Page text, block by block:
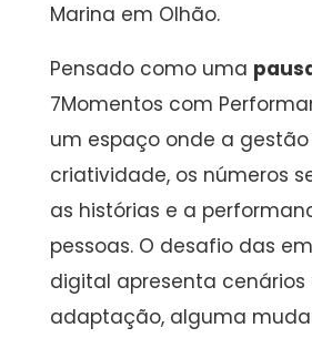
Marina em Olhão.
Pensado como uma
7Momentos com
um espaço onde a
criatividade, os números
as histórias e a
pessoas. O desafio das
digital apresenta cenários
adaptação, alguma